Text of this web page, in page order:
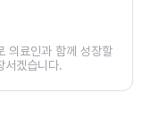
의료인과 함께 성장할
서겠습니다.